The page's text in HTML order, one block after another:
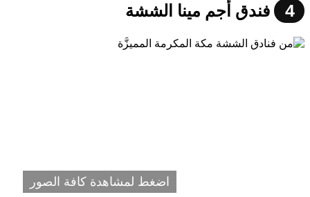
4 فندق أجم مينا الششة
اضغط لمشاهدة كافة الصور